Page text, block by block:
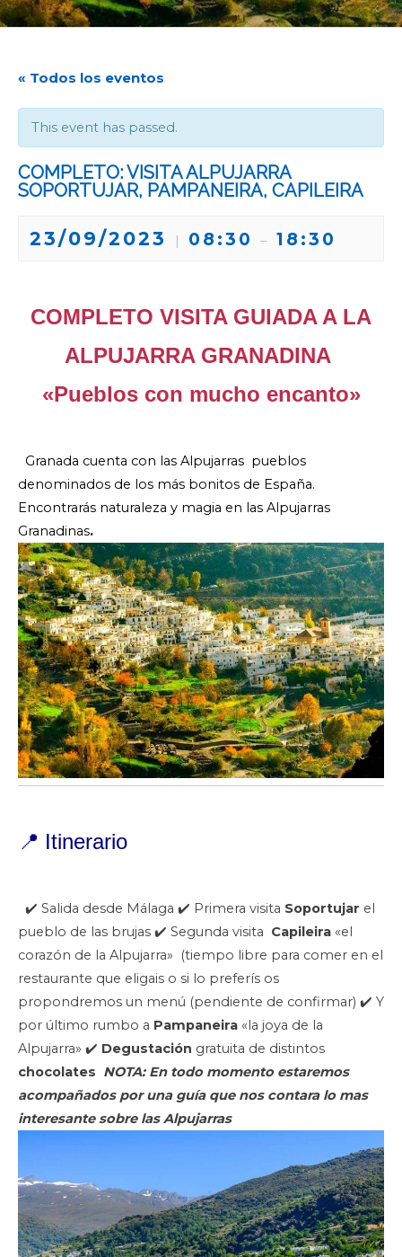
« Todos los eventos
This event has passed.
COMPLETO: VISITA ALPUJARRA
SOPORTUJAR, PAMPANEIRA, CAPILEIRA
23/09/2023 | 08:30 – 18:30
COMPLETO VISITA GUIADA A LA
ALPUJARRA GRANADINA
«Pueblos con mucho encanto»
Granada cuenta con las Alpujarras pueblos
denominados de los más bonitos de España.
Encontrarás naturaleza y magia en las Alpujarras
Granadinas.
📍 Itinerario
✔️ Salida desde Málaga ✔️ Primera visita Soportujar el
pueblo de las brujas ✔️ Segunda visita Capileira «el
corazón de la Alpujarra» (tiempo libre para comer en el
restaurante que eligais o si lo preferís os
propondremos un menú (pendiente de confirmar) ✔️ Y
por último rumbo a Pampaneira «la joya de la
Alpujarra» ✔️ Degustación gratuita de distintos
chocolates NOTA: En todo momento estaremos
acompañados por una guía que nos contara lo mas
interesante sobre lasAlpujarras